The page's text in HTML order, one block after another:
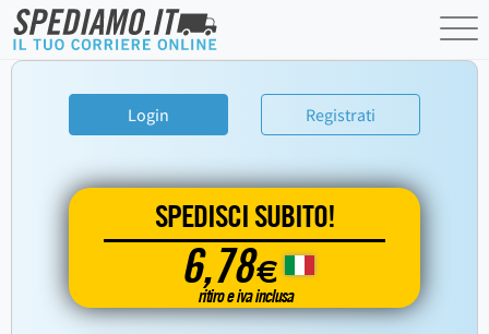
Login Registrati
SPEDISCI SUBITO!
6,78€
ritiro e iva inclusa